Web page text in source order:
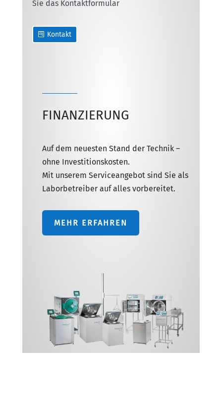
Sie das Kontaktformular
Kontakt
FINANZIERUNG
Auf dem neuesten Stand der Technik –
ohne Investitionskosten.
Mit unserem Serviceangebot sind Sie als
Laborbetreiber auf alles vorbereitet.
MEHR ERFAHREN